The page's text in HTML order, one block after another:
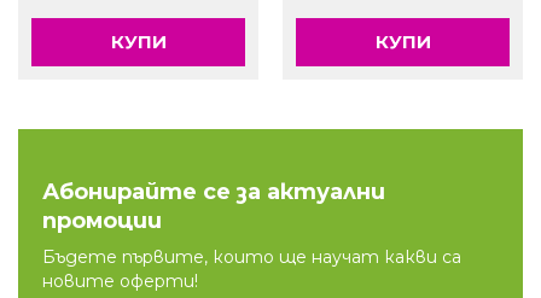
КУПИ КУПИ
Абонирайте се за актуални
промоции
Бъдете първите, които ще научат какви са
новите оферти!